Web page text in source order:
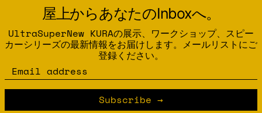
屋上からあなたのInboxへ。
UltraSuperNew KURAの展示、ワークショップ、スピー
カーシリーズの最新情報をお届けします。メールリストにご
登録ください。
Email address
Subscribe